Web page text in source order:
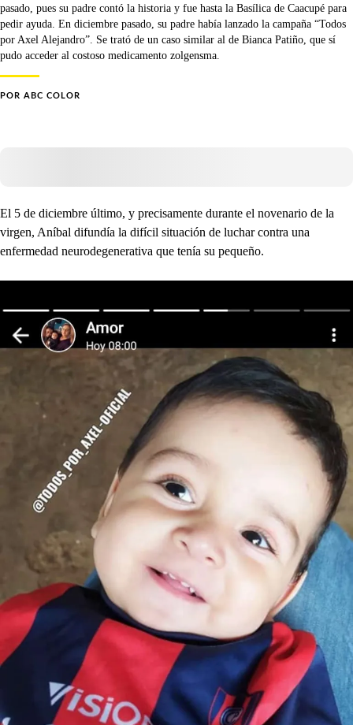
pasado, pues su padre contó la historia y fue hasta la Basílica de Caacupé para
pedir ayuda. En diciembre pasado, su padre había lanzado la campaña “Todos
por Axel Alejandro”. Se trató de un caso similar al de Bianca Patiño, que sí
pudo acceder al costoso medicamento zolgensma.
POR ABC COLOR
El 5 de diciembre último, y precisamente durante el novenario de la
virgen, Aníbal difundía la difícil situación de luchar contra una
enfermedad neurodegenerativa que tenía su pequeño.